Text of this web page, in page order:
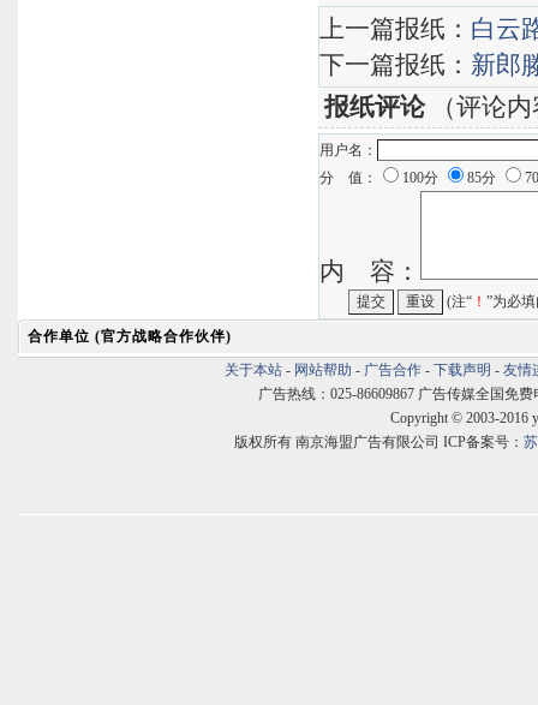
上一篇报纸： 白云
下一篇报纸： 新郎
报纸评论（评论内
用户名：
分 值：
100分 85分
内 容：
(注“ ！ ”为必
合作单位 (官方战略合作伙伴)
关于本站 - 网站帮助 - 广告合作 - 下载声明 - 友情
广告热线：025-86609867 广告传媒全国免费
Copyright © 2003-2016
版权所有 南京海盟广告有限公司 ICP备案号：